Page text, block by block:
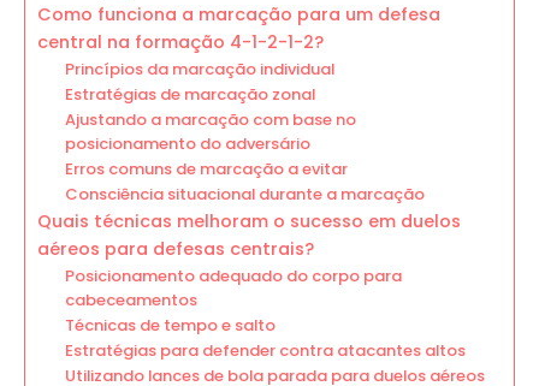
Como funciona a marcação para um defesa
central na formação 4-1-2-1-2?
Princípios da marcação individual
Estratégias de marcação zonal
Ajustando a marcação com base no
posicionamento do adversário
Erros comuns de marcação a evitar
Consciência situacional durante a marcação
Quais técnicas melhoram o sucesso em duelos
aéreos para defesas centrais?
Posicionamento adequado do corpo para
cabeceamentos
Técnicas de tempo e salto
Estratégias para defender contra atacantes altos
Utilizando lances de bola parada para duelos aéreos